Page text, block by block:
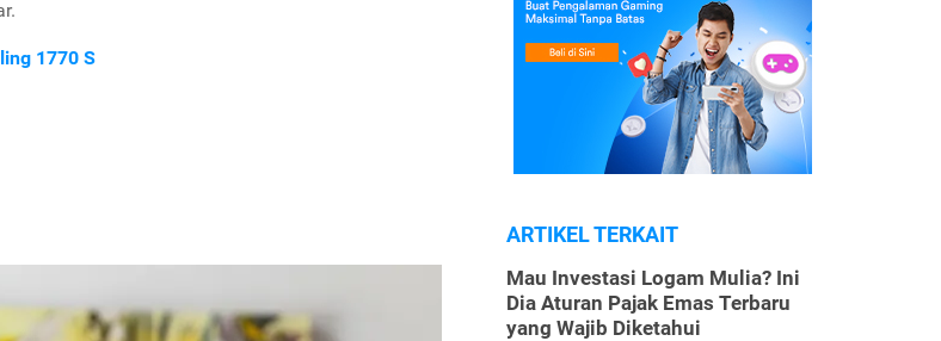
1770 S
ARTIKEL TERKAIT
Mau Investasi Logam Mulia? Ini
Dia Aturan Pajak Emas Terbaru
yang Wajib Diketahui